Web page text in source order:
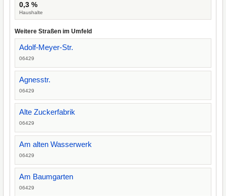
0,3 %
Haushalte
Weitere Straßen im Umfeld
Adolf-Meyer-Str.
06429
Agnesstr.
06429
Alte Zuckerfabrik
06429
Am alten Wasserwerk
06429
Am Baumgarten
06429